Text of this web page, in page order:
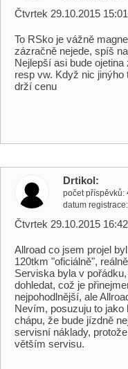
Čtvrtek 29.10.2015
To RSko je vážně
zázračně nejede, spíš
Nejlepší asi bude
resp vw. Když nic
drží cenu
Drtikol
počet příspěvků
datum registrace
Čtvrtek 29.10.2015
Allroad co jsem projel
120tkm "oficiálně",
Serviska byla v
dohledat, což je
nejpohodlnější, ale
Nevím, posuzuju to jako
chápu, že bude jízdně
servisní náklady,
větším servisu.